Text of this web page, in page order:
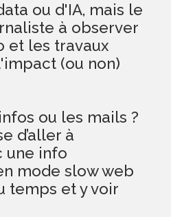
ou d'IA, mais le
à observer
et les travaux
(ou non)
ou les mails ?
d’aller à
une info
mode slow web
temps et y voir